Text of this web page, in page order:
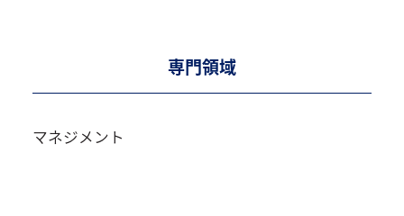
専門領域
マネジメント